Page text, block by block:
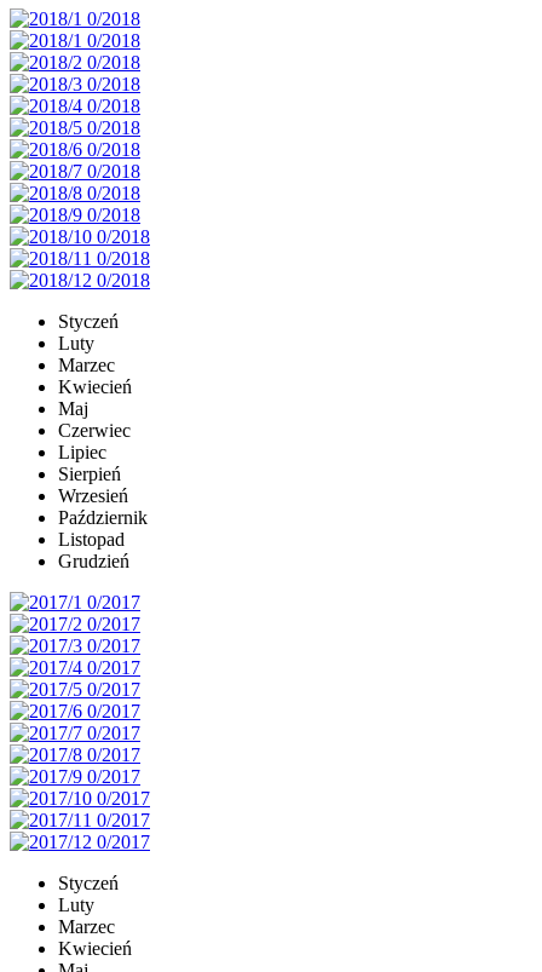
Styczeń
Luty
Marzec
Kwiecień
Maj
Czerwiec
Lipiec
Sierpień
Wrzesień
Październik
Listopad
Grudzień
Styczeń
Luty
Marzec
Kwiecień